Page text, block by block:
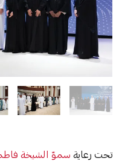
تحت رعاية سموّ الشيخة